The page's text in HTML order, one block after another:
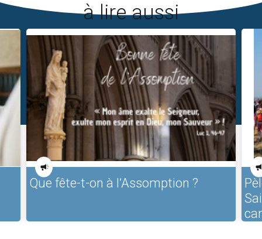
à lire aussi
Que fête-t-on à l’Assomption ?